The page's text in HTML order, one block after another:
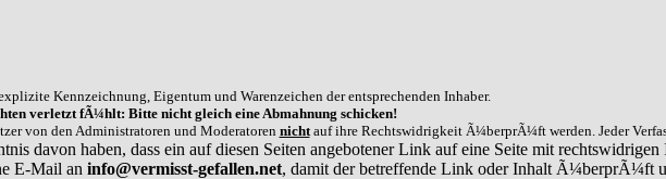
Kennzeichnung, Eigentum und Warenzeichen der entsprechenden Inhaber.
verletzt fÃ¼hlt: Bitte nicht gleich eine Abmahnung schicken!
von den Administratoren und Moderatoren nichtauf ihre Rechtswidrigkeit Ã¼berprÃ¼ft werden. Jeder
davon haben, dass ein auf diesen Seiten angebotener Link auf eine Seite mit
E-Mail an info@vermisst-gefallen.net, damit der betreffende Link oder Inhalt Ã¼berprÃ¼ft